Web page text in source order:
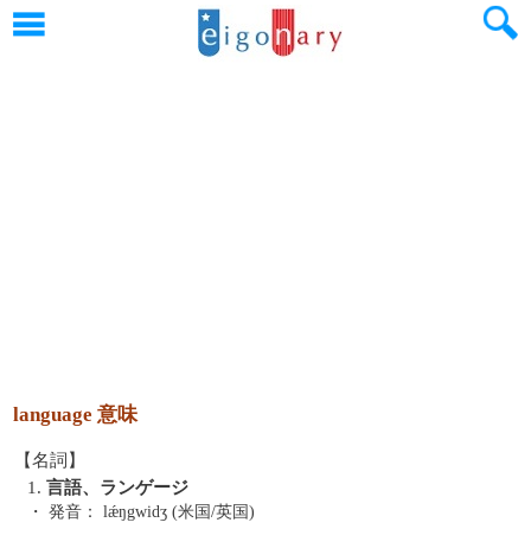
language 意味
【名詞】
1. 言語、ランゲージ
・ 発音： lǽŋgwidʒ (米国/英国)